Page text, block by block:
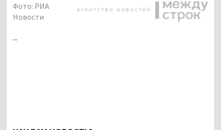
Фото: РИА
Новости
...